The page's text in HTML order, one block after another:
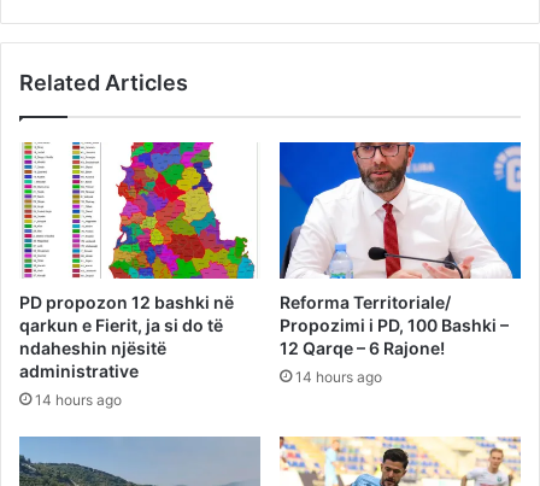
Related Articles
PD propozon 12 bashki në
qarkun e Fierit, ja si do të
ndaheshin njësitë
administrative
14 hours ago
Reforma Territoriale/
Propozimi i PD, 100 Bashki –
12 Qarqe – 6 Rajone!
14 hours ago